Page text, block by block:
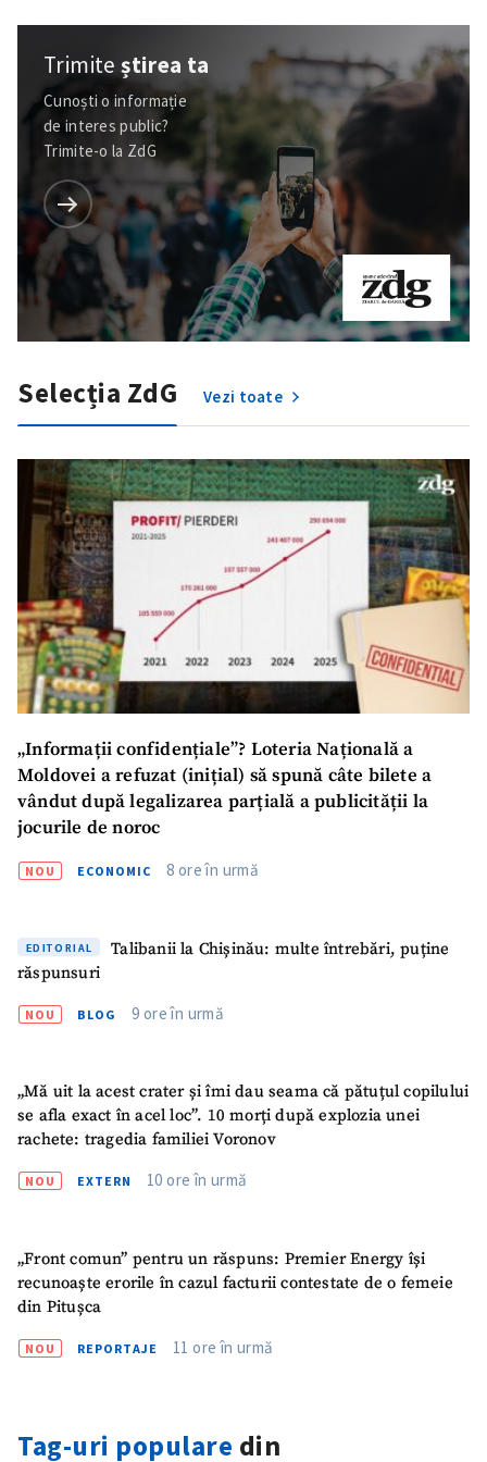
Trimiteștirea ta
Cunoști o informație
de interes public?
Trimite-o la ZdG
Selecția ZdG Vezi toate
„Informații confidențiale”? Loteria Națională a
Moldovei a refuzat (inițial) să spună câte bilete a
vândut după legalizarea parțială a publicității la
jocurile de noroc
NOU ECONOMIC 8 ore în urmă
EDITORIAL
Talibanii la Chișinău: multe întrebări, puține
răspunsuri
NOU BLOG 9 ore în urmă
„Mă uit la acest crater și îmi dau seama că pătuțul copilului
se afla exact în acel loc”. 10 morți după explozia unei
rachete: tragedia familiei Voronov
NOU EXTERN 10 ore în urmă
„Front comun” pentru un răspuns: Premier Energy își
recunoaște erorile în cazul facturii contestate de o femeie
din Pitușca
NOU REPORTAJE 11 ore în urmă
Tag-uri populare din
ȘTIREA MEA
Titlu știre+ Adaugă titlu